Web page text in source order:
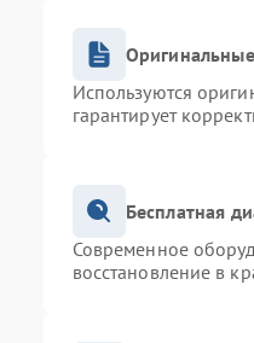
Используются
гарантирует
Бесплатная
Современное
восстановление в